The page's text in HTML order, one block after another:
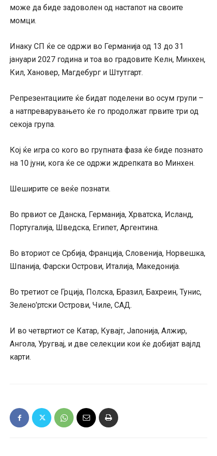
може да биде задоволен од настапот на своите
момци.
Инаку СП ќе се одржи во Германија од 13 до 31
јануари 2027 година и тоа во градовите Келн, Минхен,
Кил, Хановер, Магдебург и Штутгарт.
Репрезентациите ќе бидат поделени во осум групи –
а натпреварувањето ќе го продолжат првите три од
секоја група.
Кој ќе игра со кого во групната фаза ќе биде познато
на 10 јуни, кога ќе се одржи ждрепката во Минхен.
Шеширите се веќе познати.
Во првиот се Данска, Германија, Хрватска, Исланд,
Португалија, Шведска, Египет, Аргентина.
Во вториот се Србија, Франција, Словенија, Норвешка,
Шпанија, Фарски Острови, Италија, Македонија.
Во третиот се Грција, Полска, Бразил, Бахреин, Тунис,
Зелено’ртски Острови, Чиле, САД.
И во четвртиот се Катар, Кувајт, Јапонија, Алжир,
Ангола, Уругвај, и две селекции кои ќе добијат вајлд
карти.